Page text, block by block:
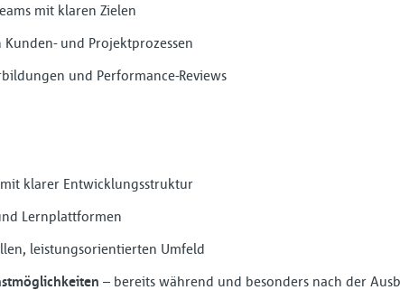
mit klaren Zielen
und Projektprozessen
und Performance-Reviews
mit klarer Entwicklungsstruktur
Lernplattformen
leistungsorientierten Umfeld
– bereits während und besonders nach der